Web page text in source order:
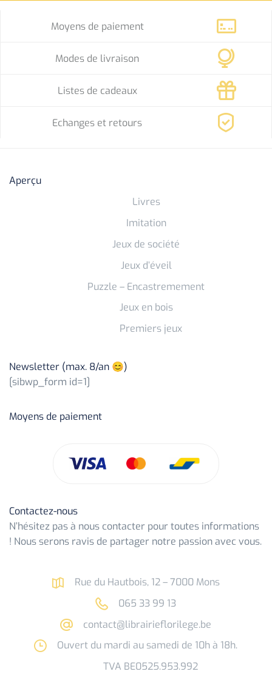
Moyens de paiement
Modes de livraison
Listes de cadeaux
Echanges et retours
Aperçu
Livres
Imitation
Jeux de société
Jeux d’éveil
Puzzle – Encastremement
Jeux en bois
Premiers jeux
Newsletter (max. 8/an 😊)
[sibwp_form id=1]
Moyens de paiement
Contactez-nous
N’hésitez pas à nous contacter pour toutes informations
! Nous serons ravis de partager notre passion avec vous.
Rue du Hautbois, 12 – 7000 Mons
065 33 99 13
contact@librairieflorilege.be
Ouvert du mardi au samedi de 10h à 18h.
TVA BE0525.953.992